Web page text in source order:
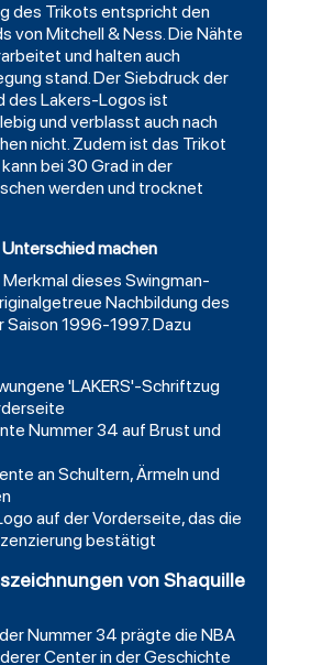
des Trikots entspricht den
von Mitchell & Ness. Die Nähte
und halten auch
stand. Der Siebdruck der
des Lakers-Logos ist
und verblasst auch nach
nicht. Zudem ist das Trikot
bei 30 Grad in der
werden und trocknet
machen
dieses Swingman-
Nachbildung des
Saison 1996-1997. Dazu
'LAKERS'-Schriftzug
Nummer 34 auf Brust und
an Schultern, Ärmeln und
auf der Vorderseite, das die
bestätigt
von Shaquille
Nummer 34 prägte die NBA
Center in der Geschichte